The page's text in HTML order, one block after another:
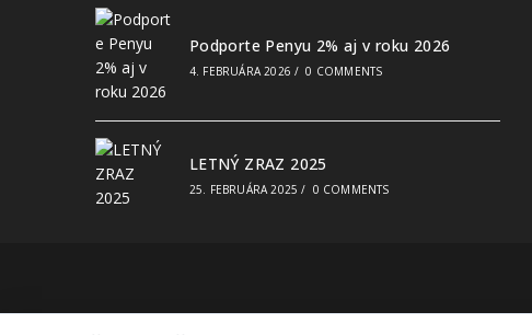
Podporte Penyu 2% aj v roku 2026
4. FEBRUÁRA 2026 / 0 COMMENTS
LETNÝ ZRAZ 2025
25. FEBRUÁRA 2025 / 0 COMMENTS